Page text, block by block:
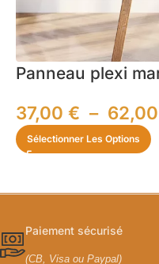
Panneau plexi
37,00 € – 62,00
Sélectionner Les Options
Paiement sécurisé
(CB, Visa ou Paypal)